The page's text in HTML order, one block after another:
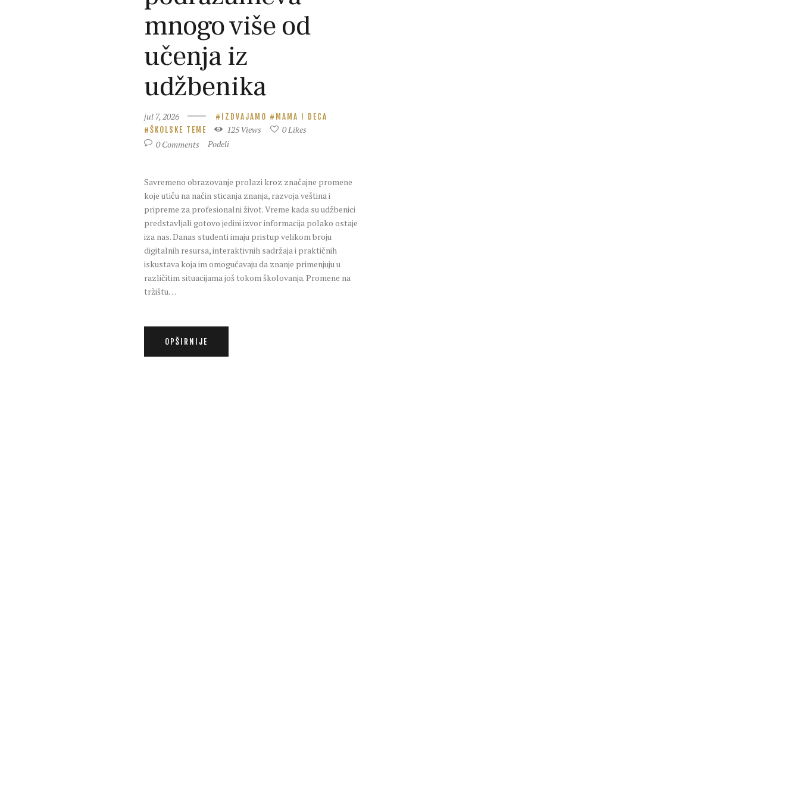
mnogo više od
učenja iz
udžbenika
jul 7, 2026 IZDVAJAMO
MAMA I DECA
ŠKOLSKE TEME
125Views 0Likes
0Comments Podeli
Savremeno obrazovanje prolazi kroz značajne promene
koje utiču na način sticanja znanja, razvoja veština i
pripreme za profesionalni život. Vreme kada su udžbenici
predstavljali gotovo jedini izvor informacija polako ostaje
iza nas. Danas studenti imaju pristup velikom broju
digitalnih resursa, interaktivnih sadržaja i praktičnih
iskustava koja im omogućavaju da znanje primenjuju u
različitim situacijama još tokom školovanja. Promene na
tržištu…
OPŠIRNIJE